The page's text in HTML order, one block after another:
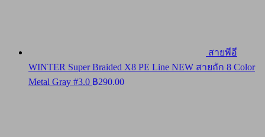
สายพีอี
WINTER Super Braided X8 PE Line NEW สายถัก 8 Color
Metal Gray #3.0 ฿290.00